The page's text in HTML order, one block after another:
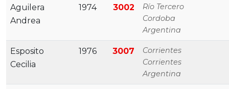
Aguilera
Andrea
1974 3002
Río Tercero
Cordoba
Argentina
Esposito
Cecilia
1976 3007
Corrientes
Corrientes
Argentina